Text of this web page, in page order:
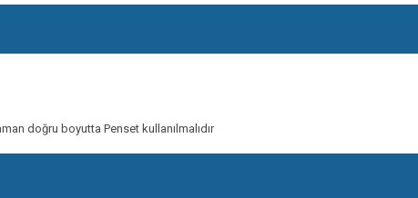
doğru boyutta Penset kullanılmalıdır